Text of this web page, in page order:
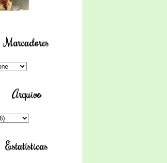
Marcadores
Arquivo
Estatísticas